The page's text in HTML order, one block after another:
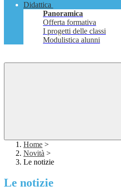
Didattica
Panoramica
Offerta formativa
I progetti delle classi
Modulistica alunni
Home >
Novità >
Le notizie
Le notizie